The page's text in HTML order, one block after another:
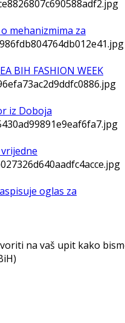
mehanizmima za
BIH FASHION WEEK
iz Doboja
oglas za
na vaš upit kako